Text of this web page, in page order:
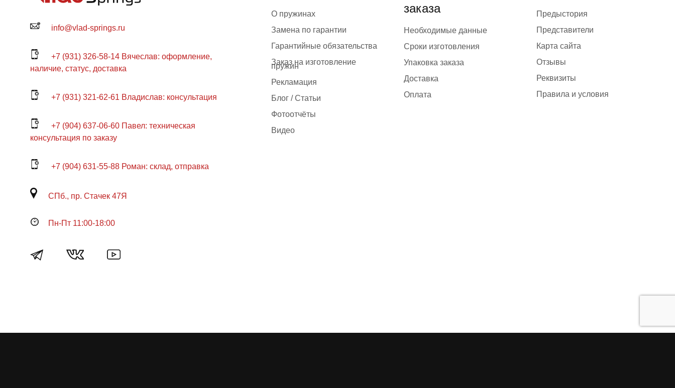
info@vlad-springs.ru
+7 (931) 326-58-14 Вячеслав: оформление,
наличие, статус, доставка
+7 (931) 321-62-61 Владислав: консультация
+7 (904) 637-06-60 Павел: техническая
консультация по заказу
+7 (904) 631-55-88 Роман: склад, отправка
СПб., пр. Стачек 47Я
Пн-Пт 11:00-18:00
О пружинах
Замена по гарантии
Гарантийные обязательства
Заказ на изготовление
пружин
Рекламация
Блог / Статьи
Фотоотчёты
Видео
заказа
Необходимые данные
Сроки изготовления
Упаковка заказа
Доставка
Оплата
Предыстория
Представители
Карта сайта
Отзывы
Реквизиты
Правила и условия